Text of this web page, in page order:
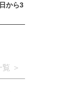
から3
覧